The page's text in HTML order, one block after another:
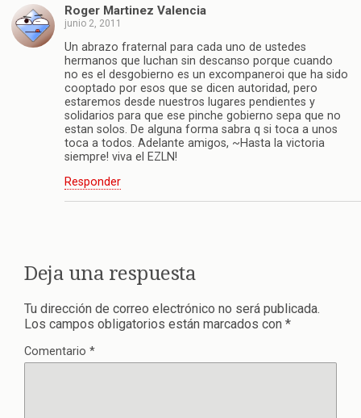
Roger Martinez Valencia
junio 2, 2011
Un abrazo fraternal para cada uno de ustedes
hermanos que luchan sin descanso porque cuando
no es el desgobierno es un excompaneroi que ha sido
cooptado por esos que se dicen autoridad, pero
estaremos desde nuestros lugares pendientes y
solidarios para que ese pinche gobierno sepa que no
estan solos. De alguna forma sabra q si toca a unos
toca a todos. Adelante amigos, ~Hasta la victoria
siempre! viva el EZLN!
Responder
Deja una respuesta
Tu dirección de correo electrónico no será publicada.
Los campos obligatorios están marcados con *
Comentario *